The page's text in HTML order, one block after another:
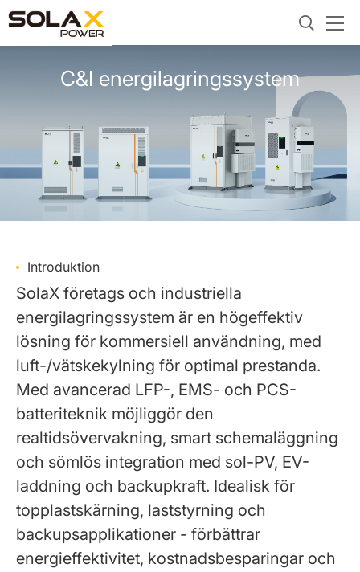
C&I energilagringssystem
Introduktion
SolaX företags och industriella
energilagringssystem är en högeffektiv
lösning för kommersiell användning, med
luft-/vätskekylning för optimal prestanda.
Med avancerad LFP-, EMS- och PCS-
batteriteknik möjliggör den
realtidsövervakning, smart schemaläggning
och sömlös integration med sol-PV, EV-
laddning och backupkraft. Idealisk för
topplastskärning, laststyrning och
backupsapplikationer - förbättrar
energieffektivitet, kostnadsbesparingar och